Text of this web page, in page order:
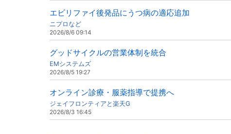
エビリファイ後発品にうつ病の適応追加
ニプロなど
2026/8/6 09:14
グッドサイクルの営業体制を統合
EMシステムズ
2026/8/5 19:27
オンライン診療・服薬指導で提携へ
ジェイフロンティアと楽天G
2026/8/3 16:45